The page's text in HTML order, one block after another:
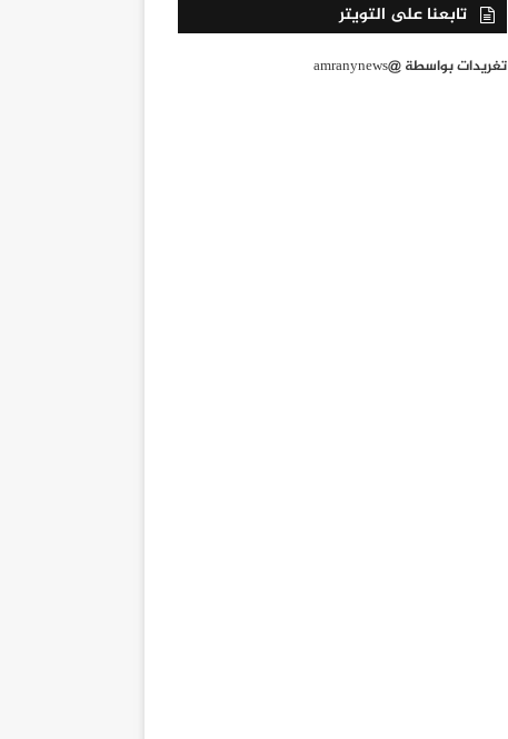
تابعنا على التويتر
تغريدات بواسطة @amranynews